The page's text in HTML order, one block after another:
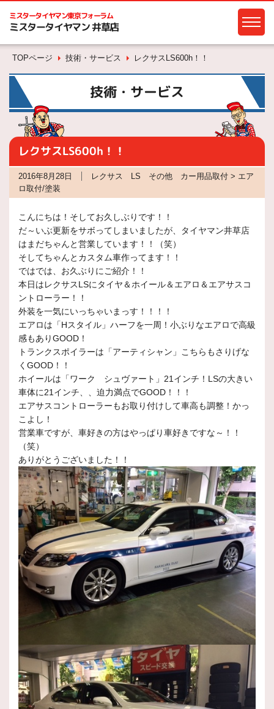
ミスタータイヤマン東京フォーラム
ミスタータイヤマン 井草店
TOPページ 技術・サービス レクサスLS600h！！
技術・サービス
レクサスLS600h！！
2016年8月28日
レクサス LS その他 カー用品取付 > エア
ロ取付/塗装
こんにちは！そしてお久しぶりです！！
だ～いぶ更新をサボってしまいましたが、タイヤマン井草店
はまだちゃんと営業しています！！（笑）
そしてちゃんとカスタム車作ってます！！
ではでは、お久ぶりにご紹介！！
本日はレクサスLSにタイヤ＆ホイール＆エアロ＆エアサスコ
ントローラー！！
外装を一気にいっちゃいまっす！！！！
エアロは「Hスタイル」ハーフを一周！小ぶりなエアロで高級
感もありGOOD！
トランクスポイラーは「アーティシャン」こちらもさりげな
くGOOD！！
ホイールは「ワーク シュヴァート」21インチ！LSの大きい
車体に21インチ、、迫力満点でGOOD！！！
エアサスコントローラーもお取り付けして車高も調整！かっ
こよし！
営業車ですが、車好きの方はやっぱり車好きですな～！！
（笑）
ありがとうございました！！